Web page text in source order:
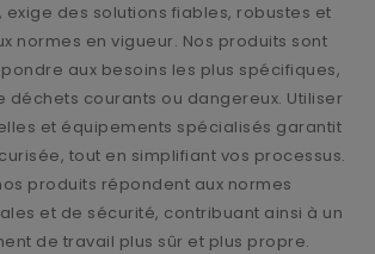
exige des solutions fiables, robustes et
normes en vigueur. Nos produits sont
aux besoins les plus spécifiques,
déchets courants ou dangereux. Utiliser
et équipements spécialisés garantit
tout en simplifiant vos processus.
produits répondent aux normes
et de sécurité, contribuant ainsi à un
de travail plus sûr et plus propre.